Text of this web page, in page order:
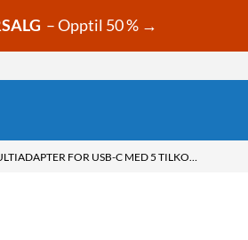
– Opptil 50 % →
PLEXGEAR MULTIADAPTER FOR USB-C MED 5 TILKOBLINGER